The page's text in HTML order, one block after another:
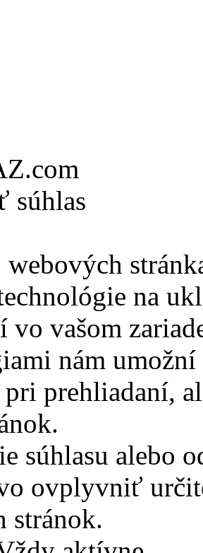
súhlas
na
vo vašom
nám
pri prehliadaní,
súhlasu alebo
ovplyvniť
stránok.